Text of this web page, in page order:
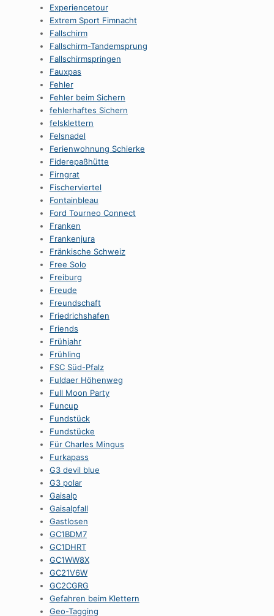
Experiencetour
Extrem Sport Fimnacht
Fallschirm
Fallschirm-Tandemsprung
Fallschirmspringen
Fauxpas
Fehler
Fehler beim Sichern
fehlerhaftes Sichern
felsklettern
Felsnadel
Ferienwohnung Schierke
Fiderepaßhütte
Firngrat
Fischerviertel
Fontainbleau
Ford Tourneo Connect
Franken
Frankenjura
Fränkische Schweiz
Free Solo
Freiburg
Freude
Freundschaft
Friedrichshafen
Friends
Frühjahr
Frühling
FSC Süd-Pfalz
Fuldaer Höhenweg
Full Moon Party
Funcup
Fundstück
Fundstücke
Für Charles Mingus
Furkapass
G3 devil blue
G3 polar
Gaisalp
Gaisalpfall
Gastlosen
GC1BDM7
GC1DHRT
GC1WW8X
GC21V6W
GC2CGRG
Gefahren beim Klettern
Geo-Tagging